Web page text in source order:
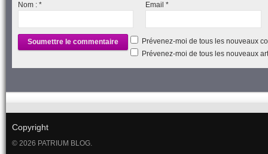
Nom : * Email*
Prévenez-moi de tous les nouveaux
Prévenez-moi de tous les nouveaux
Copyright
© 2026 PATRIUM BLOG.